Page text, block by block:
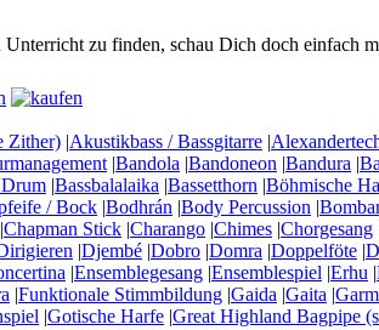
zu finden, schau Dich doch einfach
Zither) |Akustikbass / Bassgitarre |
|Bandola |Bandoneon |Bandura |
|Bassbalalaika |Bassetthorn |Böhmische
/ Bock |Bodhrán |Body Percussion |
|Chapman Stick |Charango |Chimes |Chorgesang
|Djembé |Dobro |Domra |Doppelföte |
|Ensemblegesang |Ensemblespiel |Erhu |
|Funktionale Stimmbildung |Gaida |Gaita |
|Gotische Harfe |Great Highland Bagpipe